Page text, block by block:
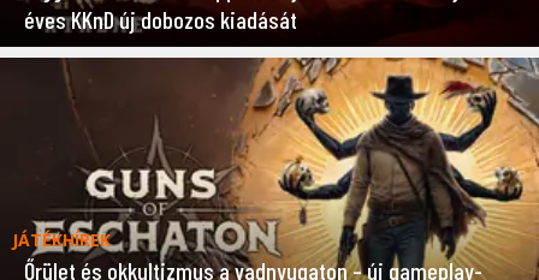
éves KKnD új dobozos kiadását
JÁTÉKHÍREK
Őrület és okkultizmus a vadnyugaton – új gameplay-